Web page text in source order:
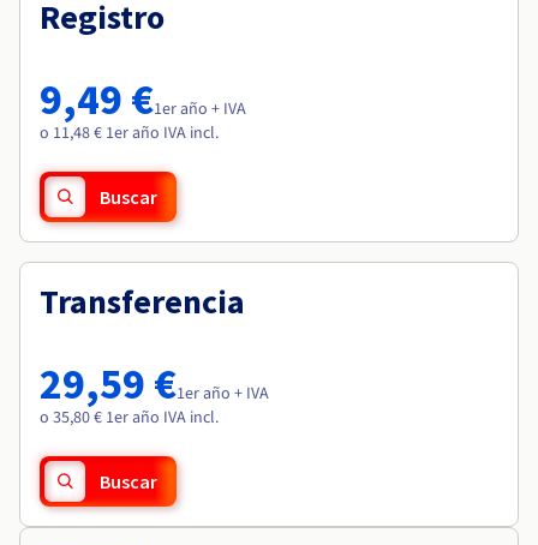
Precios
Roadmap & Changelog
Observabilidad
Roadmap y Changelog
Roadmap & Changelog
Roadmap & Changelog
Roadmap & Changelog
Registro
9,49 €1er año + IVA
o 11,48 € 1er año IVA incl.
Buscar
Transferencia
29,59 €1er año + IVA
o 35,80 € 1er año IVA incl.
Buscar